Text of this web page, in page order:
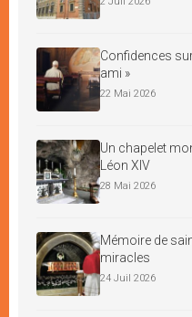
Confidences
ami »
22 Mai 2026
Un chapelet
Léon XIV
28 Mai 2026
Mémoire de
miracles
24 Juil 2026